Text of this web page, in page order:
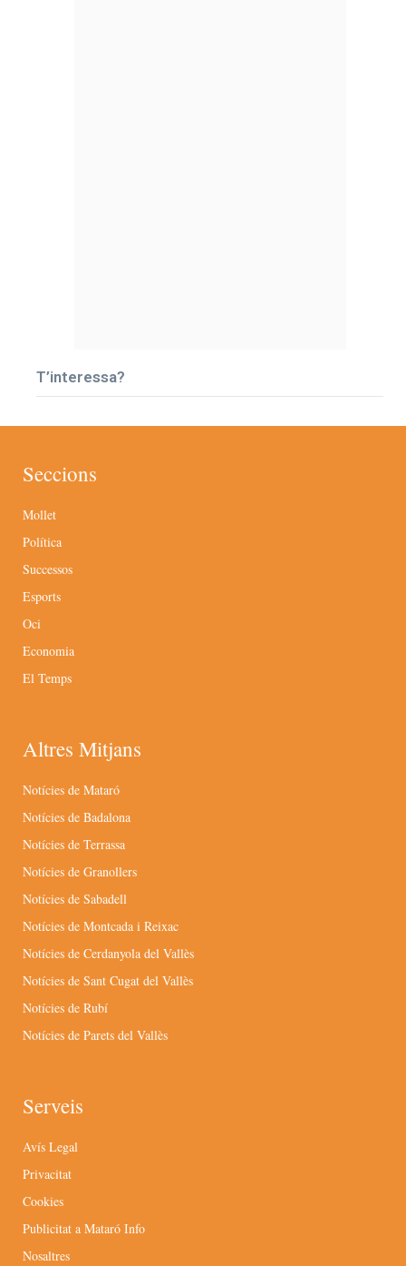
T’interessa?
Seccions
Mollet
Política
Successos
Esports
Oci
Economia
El Temps
Altres Mitjans
Notícies de Mataró
Notícies de Badalona
Notícies de Terrassa
Notícies de Granollers
Notícies de Sabadell
Notícies de Montcada i Reixac
Notícies de Cerdanyola del Vallès
Notícies de Sant Cugat del Vallès
Notícies de Rubí
Notícies de Parets del Vallès
Serveis
Avís Legal
Privacitat
Cookies
Publicitat a Mataró Info
Nosaltres